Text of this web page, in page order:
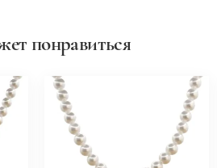
понравиться